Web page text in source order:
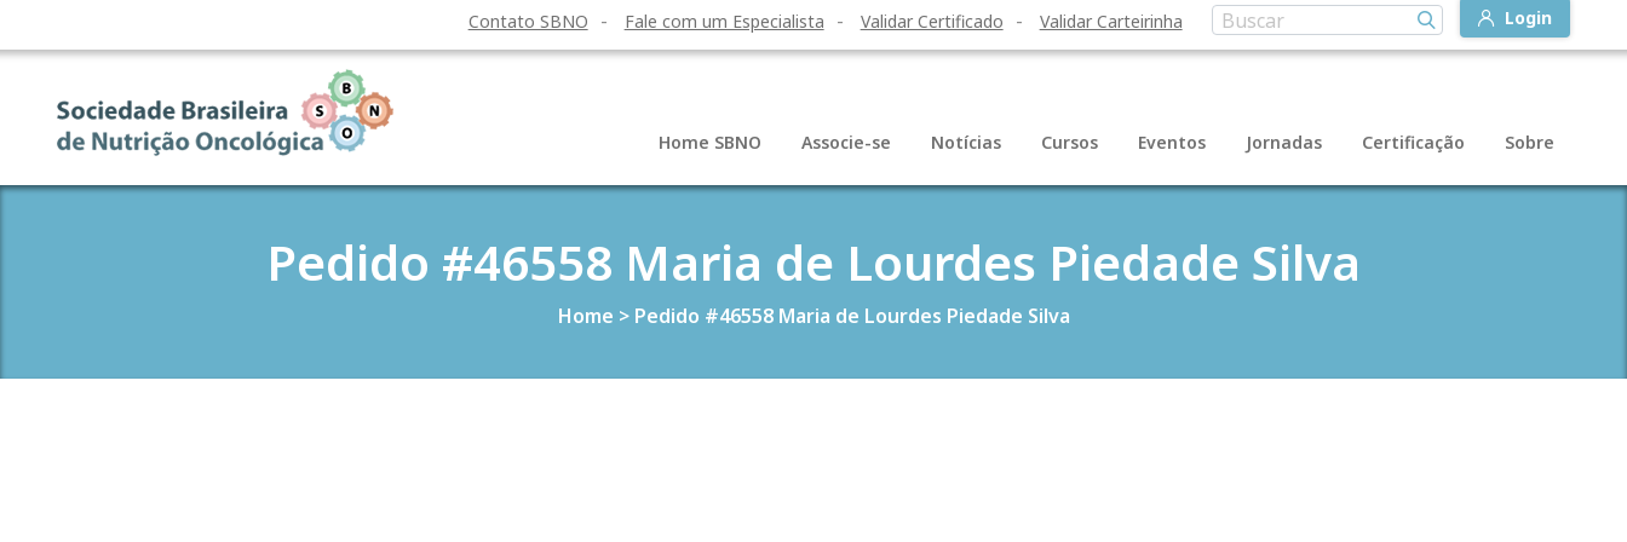
Contato SBNO Fale com um Especialista Validar Certificado Validar Carteirinha Login
Home SBNO Associe-se Notícias Cursos Eventos Jornadas Certificação Sobre
Pedido #46558 Maria de Lourdes Piedade Silva
Home > Pedido #46558 Maria de Lourdes Piedade Silva